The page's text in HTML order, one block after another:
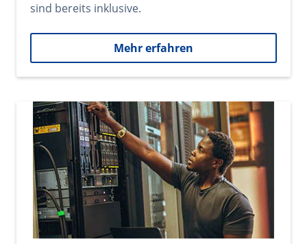
sind bereits inklusive.
Mehr erfahren